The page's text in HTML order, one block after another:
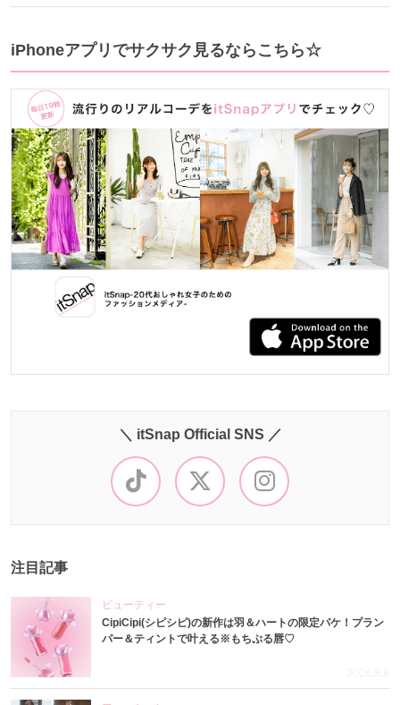
iPhoneアプリでサクサク見るならこちら☆
＼ itSnap Official SNS ／
注目記事
ビューティー
CipiCipi(シピシピ)の新作は羽＆ハートの限定パケ！プラン
パー＆ティントで叶える※もちぷる唇♡
2026.8.6